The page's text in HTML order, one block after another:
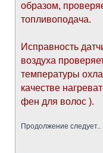
образом,
топливоподача.
Исправность
воздуха
температуры
качестве
фен для волос ).
Продолжение следует..